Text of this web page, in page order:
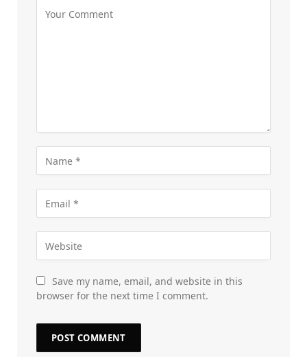
Save my name, email, and website in this
browser for the next time I comment.